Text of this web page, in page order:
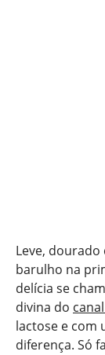
Leve, dourado
barulho na
delícia se
divina do
lactose e com
diferença. Só